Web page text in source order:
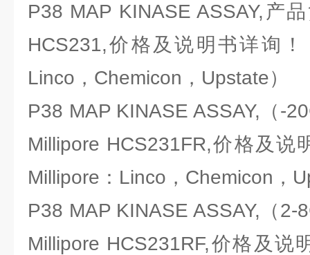
P38 MAP KINASE ASSAY,产
HCS231,价格及说明书详询
Linco，Chemicon，Upstate）
P38 MAP KINASE ASSAY,（-
Millipore HCS231FR,价格及说
Millipore：Linco，Chemicon，
P38 MAP KINASE ASSAY,（2-
Millipore HCS231RF,价格及说